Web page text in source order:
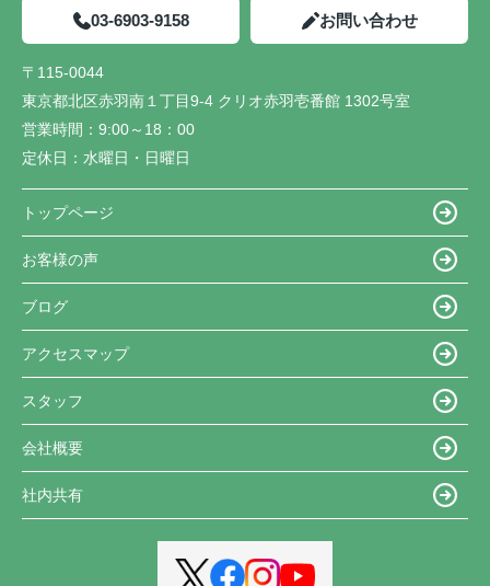
03-6903-9158 お問い合わせ
〒115-0044
東京都北区赤羽南１丁目9-4 クリオ赤羽壱番館 1302号室
営業時間： 9:00～18：00
定休日： 水曜日・日曜日
トップページ
お客様の声
ブログ
アクセスマップ
スタッフ
会社概要
社内共有